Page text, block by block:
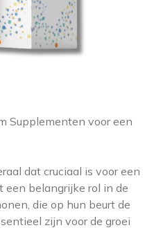
Supplementen voor een
dat cruciaal is voor een
een belangrijke rol in de
die op hun beurt de
zijn voor de groei